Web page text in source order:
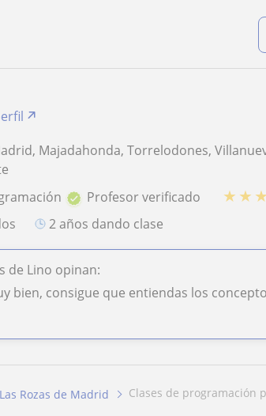
Majadahonda, Torrelodones,
Profesor verificado ★ ★ ★
2 años dando clase
de Lino opinan:
bien, consigue que entiendas los
Las Rozas de Madrid clases de programación